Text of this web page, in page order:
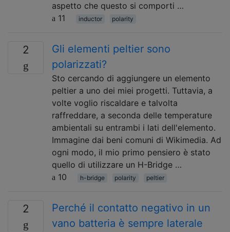
aspetto che questo si comporti …
11
inductor polarity
2
Gli elementi peltier sono
polarizzati?
Sto cercando di aggiungere un elemento
peltier a uno dei miei progetti. Tuttavia, a
volte voglio riscaldare e talvolta
raffreddare, a seconda delle temperature
ambientali su entrambi i lati dell'elemento.
Immagine dai beni comuni di Wikimedia. Ad
ogni modo, il mio primo pensiero è stato
quello di utilizzare un H-Bridge …
10
h-bridge polarity peltier
2
Perché il contatto negativo in un
vano batteria è sempre laterale